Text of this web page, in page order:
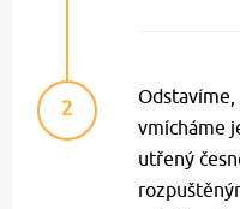
2
Odstavíme,
vmícháme
utřený